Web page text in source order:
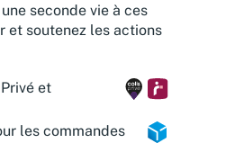
seconde vie à ces
et soutenez les actions
et
les commandes